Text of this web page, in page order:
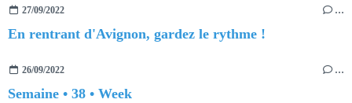
27/09/2022 …
En rentrant d'Avignon, gardez le rythme !
26/09/2022 …
Semaine • 38 • Week